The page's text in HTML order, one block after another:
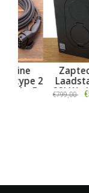
Zaptec Go
Laadstation
22kW - WiFi -
kWh meter - App
€799,00 €594,00